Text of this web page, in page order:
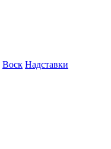
Воск Надставки